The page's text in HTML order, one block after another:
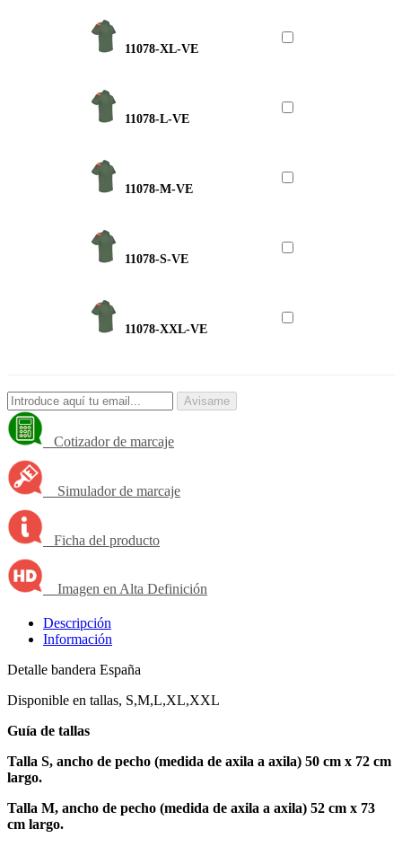
11078-XL-VE
11078-L-VE
11078-M-VE
11078-S-VE
11078-XXL-VE
Avisame
Cotizador de marcaje
Simulador de marcaje
Ficha del producto
Imagen en Alta Definición
Descripción
Información
Detalle bandera España
Disponible en tallas, S,M,L,XL,XXL
Guía de tallas
Talla S, ancho de pecho (medida de axila a axila) 50 cm x 72 cm
largo.
Talla M, ancho de pecho (medida de axila a axila) 52 cm x 73
cm largo.